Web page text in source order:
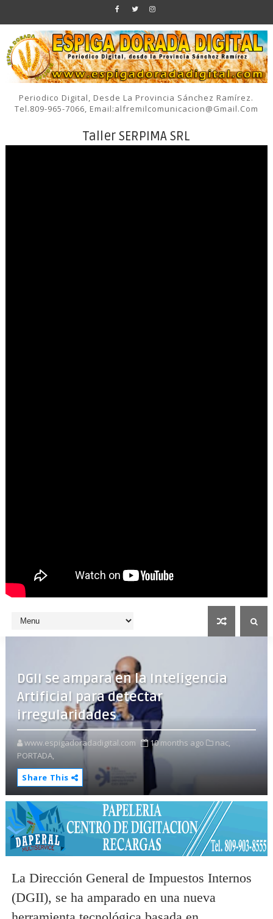
Periodico Digital, Desde La Provincia Sánchez Ramírez.
Tel.809-965-7066, Email:alfremilcomunicacion@gmail.com
Taller SERPIMA SRL
DGII se ampara en la Inteligencia
Artificial para detectar
irregularidades
www.espigadoradadigital.com 10 months ago
nac,
PORTADA,
Share This
La Dirección General de Impuestos Internos
(DGII), se ha amparado en una nueva